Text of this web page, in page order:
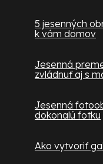
5 jesenných
k vám domov
Jesenná
zvládnuť aj s
Jesenná
dokonalú fotku
Ako vytvoriť